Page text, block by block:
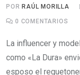
POR RAÚL MORILLA
0 COMENTARIOS
La influencer y
como «La Dura»
esposo el